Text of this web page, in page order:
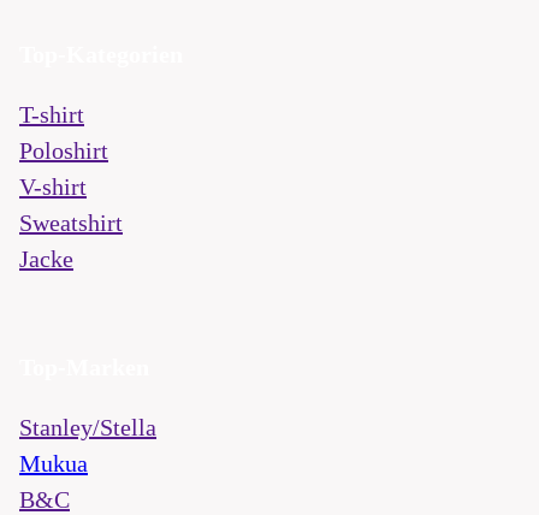
T-shirt
Poloshirt
V-shirt
Sweatshirt
Jacke
Stanley/Stella
Mukua
B&C